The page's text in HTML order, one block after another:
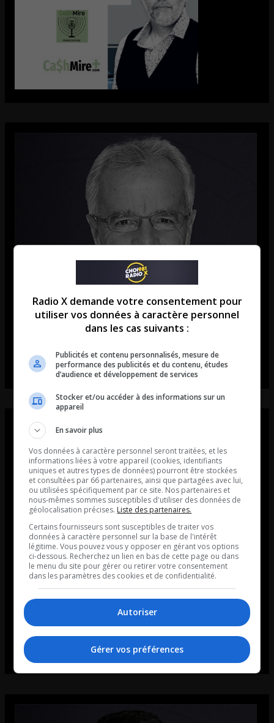
Radio X demande votre consentement pour
utiliser vos données à caractère personnel
dans les cas suivants :
Publicités et contenu personnalisés, mesure de
performance des publicités et du contenu, études
d’audience et développement de services
Stocker et/ou accéder à des informations sur un
appareil
En savoir plus
Vos données à caractère personnel seront traitées, et les
informations liées à votre appareil (cookies, identifiants
uniques et autres types de données) pourront être stockées
et consultées par 66 partenaires, ainsi que partagées avec lui,
ou utilisées spécifiquement par ce site. Nos partenaires et
nous-mêmes sommes susceptibles d'utiliser des données de
géolocalisation précises. Liste des partenaires.
Certains fournisseurs sont susceptibles de traiter vos
données à caractère personnel sur la base de l'intérêt
légitime. Vous pouvez vous y opposer en gérant vos options
ci-dessous. Recherchez un lien en bas de cette page ou dans
le menu du site pour gérer ou retirer votre consentement
dans les paramètres des cookies et de confidentialité.
Autoriser
Gérer vos préférences